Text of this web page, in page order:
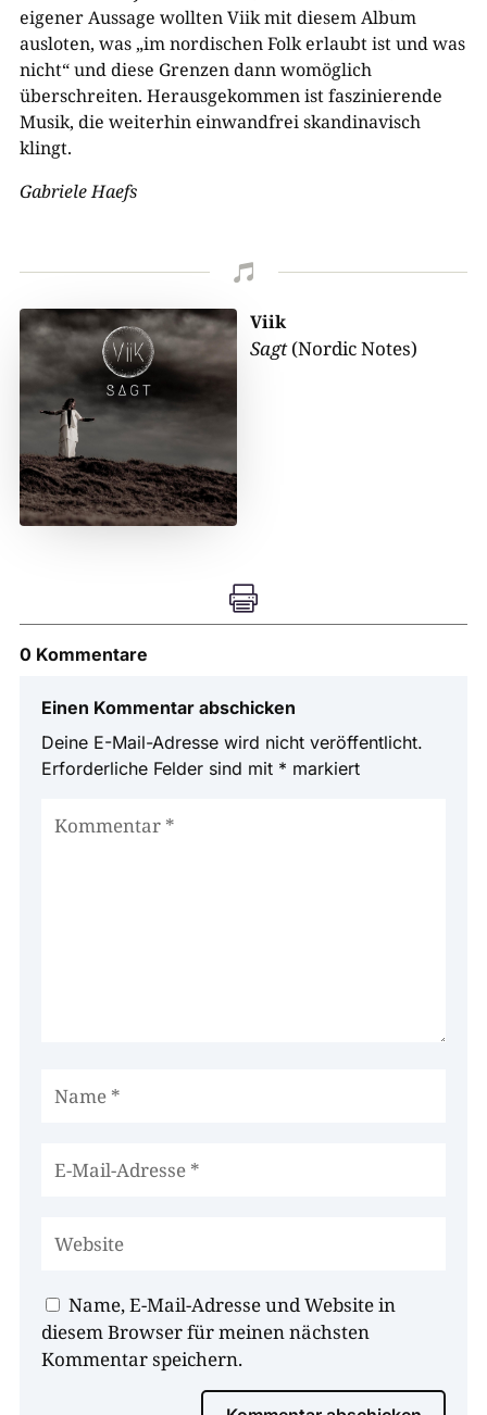
eigener Aussage wollten Viik mit diesem Album
ausloten, was „im nordischen Folk erlaubt ist und was
nicht“ und diese Grenzen dann womöglich
überschreiten. Herausgekommen ist faszinierende
Musik, die weiterhin einwandfrei skandinavisch
klingt.
Gabriele Haefs

Viik
Sagt(Nordic Notes)

0 Kommentare
Einen Kommentar abschicken
Deine E-Mail-Adresse wird nicht veröffentlicht.
Erforderliche Felder sind mit * markiert
Name, E-Mail-Adresse und Website in
diesem Browser für meinen nächsten
Kommentar speichern.